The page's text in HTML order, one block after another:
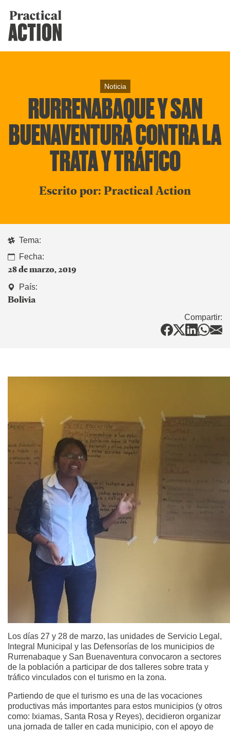
Noticia
RURRENABAQUE Y SAN
BUENAVENTURA CONTRA LA
TRATA Y TRÁFICO
Escrito por: Practical Action
Tema:
Fecha:
28 de marzo, 2019
País:
Bolivia
Compartir:
Los días 27 y 28 de marzo, las unidades de Servicio Legal,
Integral Municipal y las Defensorías de los municipios de
Rurrenabaque y San Buenaventura convocaron a sectores
de la población a participar de dos talleres sobre trata y
tráfico vinculados con el turismo en la zona.
Partiendo de que el turismo es una de las vocaciones
productivas más importantes para estos municipios (y otros
como: Ixiamas, Santa Rosa y Reyes), decidieron organizar
una jornada de taller en cada municipio, con el apoyo de